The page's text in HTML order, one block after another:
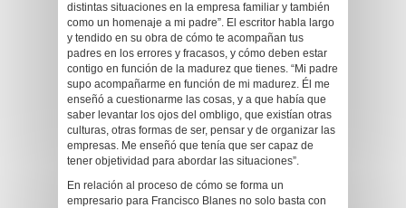
distintas situaciones en la empresa familiar y también
como un homenaje a mi padre”. El escritor habla largo
y tendido en su obra de cómo te acompañan tus
padres en los errores y fracasos, y cómo deben estar
contigo en función de la madurez que tienes. “Mi padre
supo acompañarme en función de mi madurez. Él me
enseñó a cuestionarme las cosas, y a que había que
saber levantar los ojos del ombligo, que existían otras
culturas, otras formas de ser, pensar y de organizar las
empresas. Me enseñó que tenía que ser capaz de
tener objetividad para abordar las situaciones”.
En relación al proceso de cómo se forma un
empresario para Francisco Blanes no solo basta con